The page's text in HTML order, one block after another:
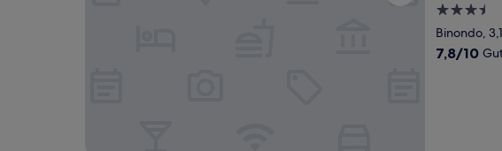
3.5-
Sterne-
Binondo,
7.8
7,8/10